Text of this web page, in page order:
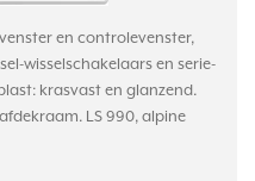
en controlevenster,
wisselschakelaars en serie-
krasvast en glanzend.
LS 990, alpine